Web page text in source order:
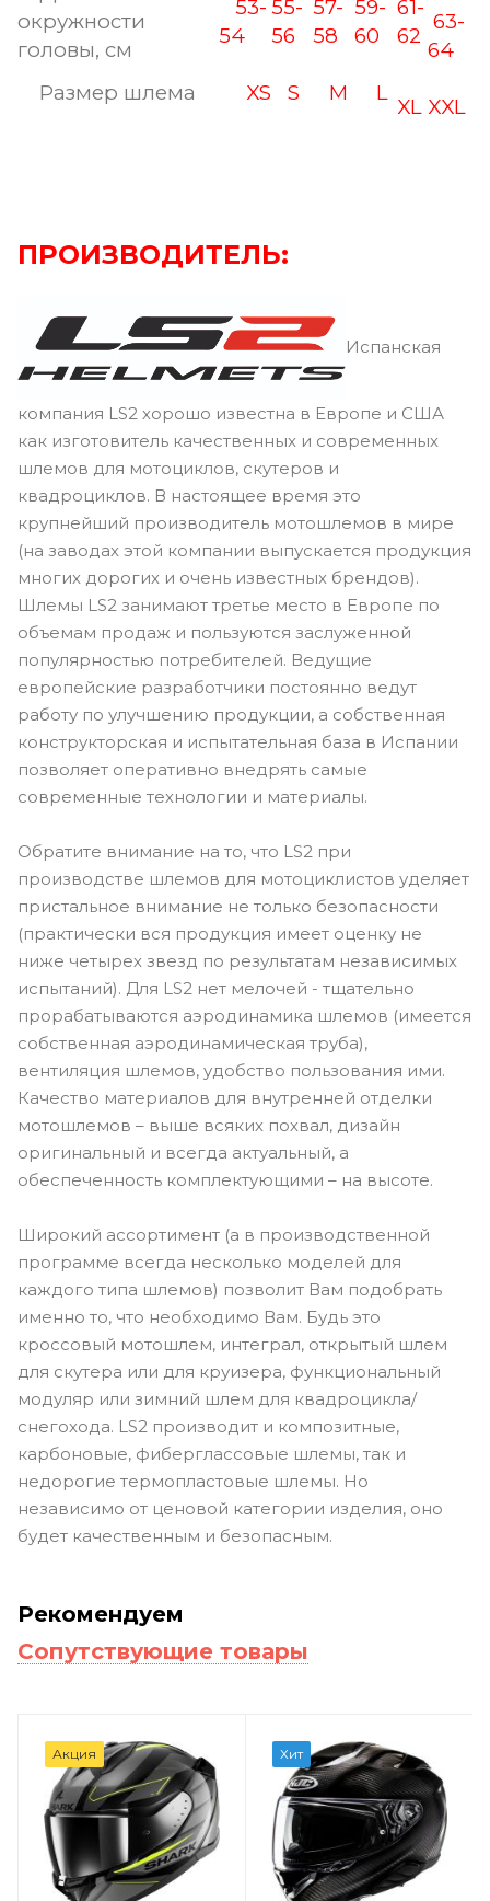
окружности
головы, см
53-
54
55-
56
57-
58
59-
60
61-
62
63-
64
Размер шлема
XS S M L
XL XXL
ПРОИЗВОДИТЕЛЬ:
Испанская
компания LS2 хорошо известна в Европе и США
как изготовитель качественных и современных
шлемов для мотоциклов, скутеров и
квадроциклов. В настоящее время это
крупнейший производитель мотошлемов в мире
(на заводах этой компании выпускается продукция
многих дорогих и очень известных брендов).
Шлемы LS2 занимают третье место в Европе по
объемам продаж и пользуются заслуженной
популярностью потребителей. Ведущие
европейские разработчики постоянно ведут
работу по улучшению продукции, а собственная
конструкторская и испытательная база в Испании
позволяет оперативно внедрять самые
современные технологии и материалы.
Обратите внимание на то, что LS2 при
производстве шлемов для мотоциклистов уделяет
пристальное внимание не только безопасности
(практически вся продукция имеет оценку не
ниже четырех звезд по результатам независимых
испытаний). Для LS2 нет мелочей - тщательно
прорабатываются аэродинамика шлемов (имеется
собственная аэродинамическая труба),
вентиляция шлемов, удобство пользования ими.
Качество материалов для внутренней отделки
мотошлемов – выше всяких похвал, дизайн
оригинальный и всегда актуальный, а
обеспеченность комплектующими – на высоте.
Широкий ассортимент (а в производственной
программе всегда несколько моделей для
каждого типа шлемов) позволит Вам подобрать
именно то, что необходимо Вам. Будь это
кроссовый мотошлем, интеграл, открытый шлем
для скутера или для круизера, функциональный
модуляр или зимний шлем для квадроцикла/
снегохода. LS2 производит и композитные,
карбоновые, фиберглассовые шлемы, так и
недорогие термопластовые шлемы. Но
независимо от ценовой категории изделия, оно
будет качественным и безопасным.
Рекомендуем
Сопутствующие товары
Акция Хит